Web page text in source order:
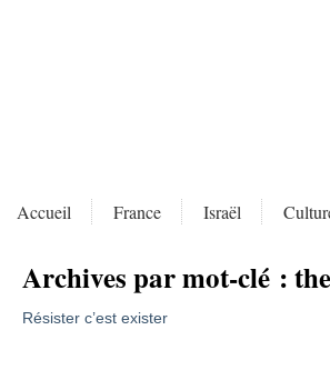
Accueil France Israël
Archives par mot-clé :
Résister c’est exister